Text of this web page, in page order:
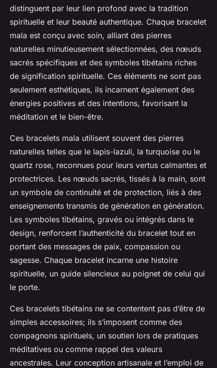
distinguent par leur lien profond avec la tradition
spirituelle et leur beauté authentique. Chaque bracelet
mala est conçu avec soin, alliant des pierres
naturelles minutieusement sélectionnées, des nœuds
sacrés spécifiques et des symboles tibétains riches
de signification spirituelle. Ces éléments ne sont pas
seulement esthétiques, ils incarnent également des
énergies positives et des intentions, favorisant la
méditation et le bien-être.
Ces bracelets mala utilisent souvent des pierres
naturelles telles que le lapis-lazuli, la turquoise ou le
quartz rose, reconnues pour leurs vertus calmantes et
protectrices. Les nœuds sacrés, tissés à la main, sont
un symbole de continuité et de protection, liés à des
enseignements transmis de génération en génération.
Les symboles tibétains, gravés ou intégrés dans le
design, renforcent l’authenticité du bracelet tout en
portant des messages de paix, compassion ou
sagesse. Chaque bracelet incarne une histoire
spirituelle, un guide silencieux au poignet de celui qui
le porte.
Ces bracelets tibétains ne se contentent pas d’être de
simples accessoires; ils s’imposent comme des
compagnons spirituels, un soutien lors de pratiques
méditatives ou comme rappel des valeurs
ancestrales. Leur conception artisanale et l’emploi de